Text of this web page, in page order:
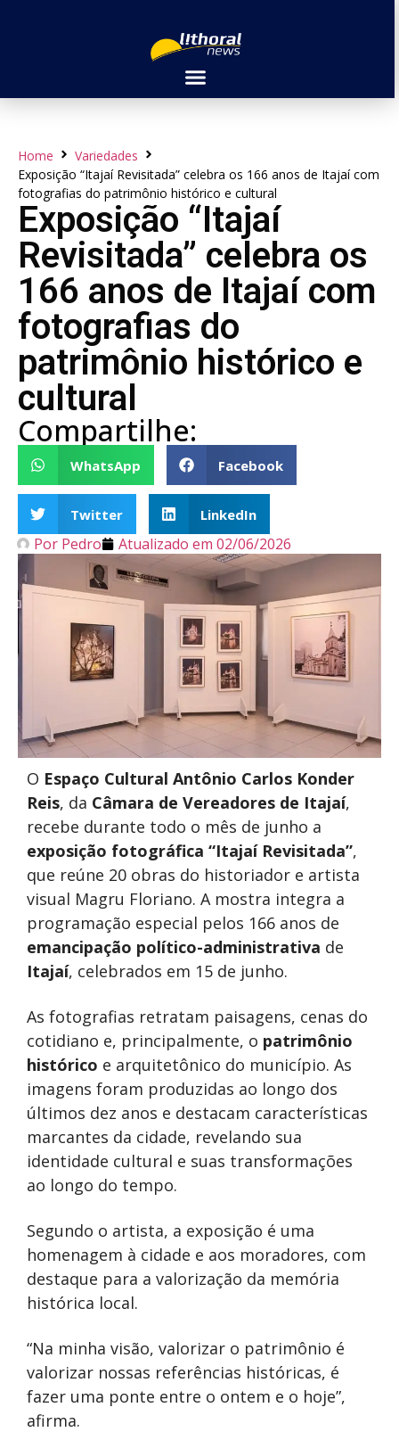
Home
Variedades
Exposição “Itajaí Revisitada” celebra os 166 anos de Itajaí com
fotografias do patrimônio histórico e cultural
Exposição “Itajaí
Revisitada” celebra os
166 anos de Itajaí com
fotografias do
patrimônio histórico e
cultural
Compartilhe:
WhatsApp Facebook
Twitter LinkedIn
Por Pedro Atualizado em 02/06/2026
O Espaço Cultural Antônio Carlos Konder
Reis, da Câmara de Vereadores de Itajaí,
recebe durante todo o mês de junho a
exposição fotográfica “Itajaí Revisitada”,
que reúne 20 obras do historiador e artista
visual Magru Floriano. A mostra integra a
programação especial pelos 166 anos de
emancipação político-administrativa de
Itajaí, celebrados em 15 de junho.
As fotografias retratam paisagens, cenas do
cotidiano e, principalmente, o patrimônio
histórico e arquitetônico do município. As
imagens foram produzidas ao longo dos
últimos dez anos e destacam características
marcantes da cidade, revelando sua
identidade cultural e suas transformações
ao longo do tempo.
Segundo o artista, a exposição é uma
homenagem à cidade e aos moradores, com
destaque para a valorização da memória
histórica local.
“Na minha visão, valorizar o patrimônio é
valorizar nossas referências históricas, é
fazer uma ponte entre o ontem e o hoje”,
afirma.